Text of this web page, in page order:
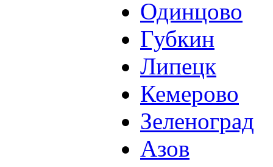
Одинцово
Губкин
Липецк
Кемерово
Зеленоград
Азов